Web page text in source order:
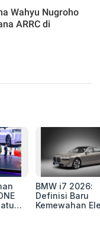
Wahyu Nugroho
ARRC di
BMW i7 2026:
Definisi Baru
Kemewahan